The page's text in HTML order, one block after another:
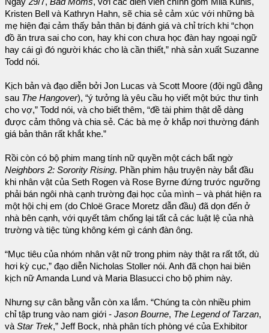
Ngày 29/7, Bad Moms, với các diễn viên chính gồm Mila Kunis,
Kristen Bell và Kathryn Hahn, sẽ chia sẻ cảm xúc với những bà
mẹ hiện đại cảm thấy bản thân bị đánh giá và chỉ trích khi “chọn
đồ ăn trưa sai cho con, hay khi con chưa học đàn hay ngoại ngữ
hay cái gì đó người khác cho là cần thiết,” nhà sản xuất Suzanne
Todd nói.
Kịch bản và đạo diễn bởi Jon Lucas và Scott Moore (đội ngũ đằng
sau The Hangover), “ý tưởng là yêu cầu họ viết một bức thư tình
cho vợ,” Todd nói, và cho biết thêm, “đề tài phim thật dễ dàng
được cảm thông và chia sẻ. Các bà mẹ ở khắp nơi thường đánh
giá bản thân rất khắt khe.”
Rồi còn có bộ phim mang tính nữ quyền một cách bất ngờ
Neighbors 2: Sorority Rising. Phần phim hậu truyện này bắt đầu
khi nhân vật của Seth Rogen và Rose Byrne đứng trước ngưỡng
phải bán ngôi nhà cạnh trường đại học của mình – và phát hiện ra
một hội chị em (do Chloë Grace Moretz dẫn đầu) đã dọn đến ở
nhà bên cạnh, với quyết tâm chống lại tất cả các luật lệ của nhà
trường và tiệc tùng không kém gì cánh đàn ông.
“Mục tiêu của nhóm nhân vật nữ trong phim này thật ra rất tốt, dù
hơi kỳ cục,” đạo diễn Nicholas Stoller nói. Anh đã chọn hai biên
kịch nữ Amanda Lund và Maria Blasucci cho bộ phim này.
Nhưng sự cân bằng vẫn còn xa lắm. “Chúng ta còn nhiều phim
chỉ tập trung vào nam giới - Jason Bourne, The Legend of Tarzan,
vàStar Trek,” Jeff Bock, nhà phân tích phòng vé của Exhibitor